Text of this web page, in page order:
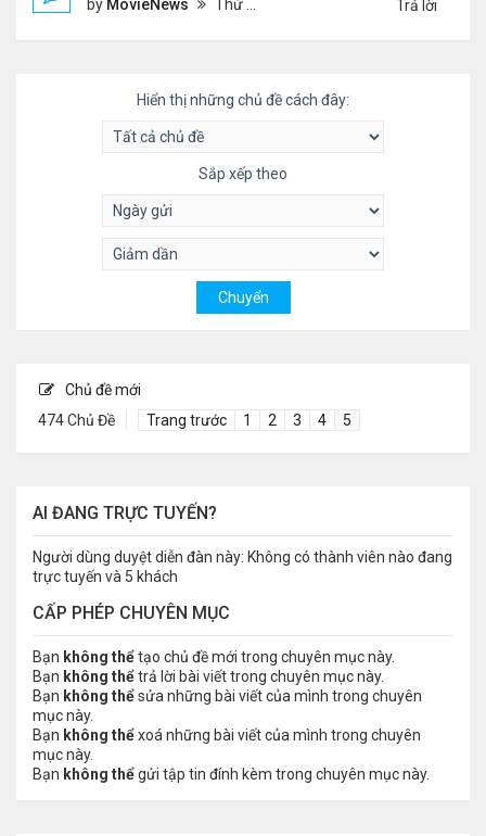
by MovieNews Thứ 6 Tháng 10 16, 2020 10:28 am
Trả lời
Hiển thị những chủ đề cách đây:
Sắp xếp theo
Chủ đề mới
474 Chủ Đề
Trang trước 1 2 3 4 5
AI ĐANG TRỰC TUYẾN?
Người dùng duyệt diễn đàn này: Không có thành viên nào đang
trực tuyến và 5 khách
CẤP PHÉP CHUYÊN MỤC
Bạn không thểtạo chủ đề mới trong chuyên mục này.
Bạn không thểtrả lời bài viết trong chuyên mục này.
Bạn không thểsửa những bài viết của mình trong chuyên
mục này.
Bạn không thểxoá những bài viết của mình trong chuyên
mục này.
Bạn không thểgửi tập tin đính kèm trong chuyên mục này.